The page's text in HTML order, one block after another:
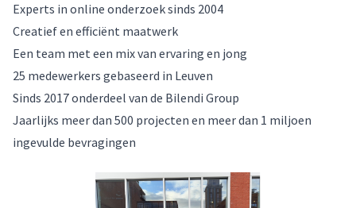
Experts in online onderzoek sinds 2004
Creatief en efficiënt maatwerk
Een team met een mix van ervaring en jong
25 medewerkers gebaseerd in Leuven
Sinds 2017 onderdeel van de Bilendi Group
Jaarlijks meer dan 500 projecten en meer dan 1 miljoen
ingevulde bevragingen